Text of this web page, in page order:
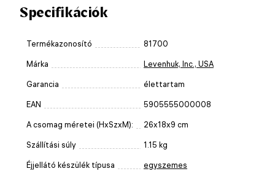
Specifikációk
Termékazonosító 81700
Márka Levenhuk, Inc., USA
Garancia élettartam
EAN 5905555000008
A csomag méretei (HxSzxM): 26x18x9 cm
Szállítási súly 1.15 kg
Éjjellátó készülék típusa egyszemes